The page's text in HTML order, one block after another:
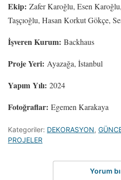
Ekip: Zafer Karoğlu, Esen
Taşçıoğlu, Hasan Korkut Gökçe,
İşveren Kurum: Backhaus
Proje Yeri: Ayazağa, İstanbul
Yapım Yılı: 2024
Fotoğraflar: Egemen Karakaya
Kategoriler: DEKORASYON,
PROJELER
Yorum